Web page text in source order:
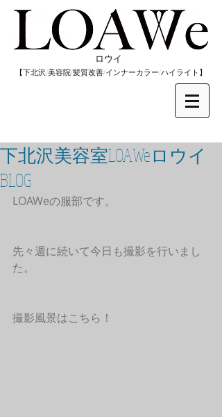
​ロウイ
​【下北沢/美容院/髪質改善/インナーカラー/​ハイライト】
下北沢美容室LOAWeロウイ
BLOG
LOAWeの服部です。
先々週に続いて今日も撮影を行いまし
た。
撮影風景はこちら！